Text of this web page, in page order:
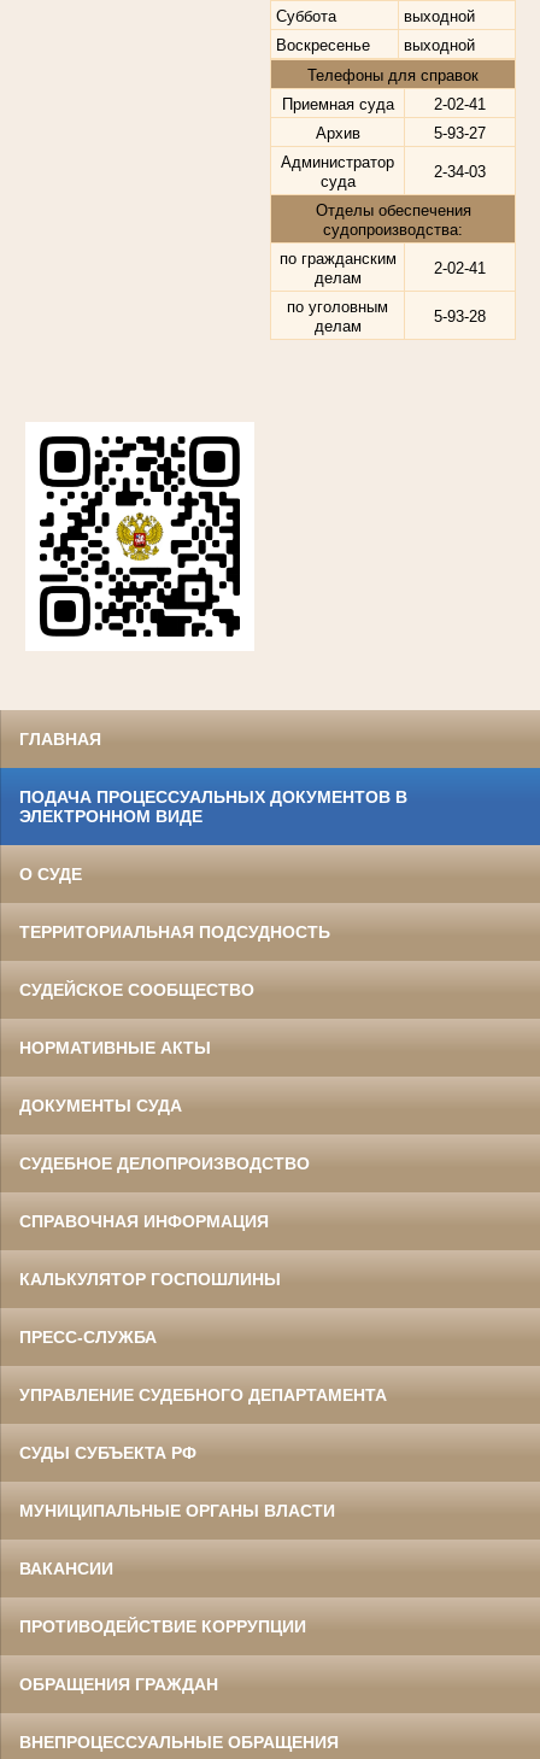
Суббота
выходной
Воскресенье
выходной
Телефоны для справок
Приемная суда
2-02-41
Архив
5-93-27
Администратор
суда
2-34-03
Отделы обеспечения
судопроизводства:
по гражданским
делам
2-02-41
по уголовным
делам
5-93-28
ГЛАВНАЯ
ПОДАЧА ПРОЦЕССУАЛЬНЫХ ДОКУМЕНТОВ В
ЭЛЕКТРОННОМ ВИДЕ
О СУДЕ
ТЕРРИТОРИАЛЬНАЯ ПОДСУДНОСТЬ
СУДЕЙСКОЕ СООБЩЕСТВО
НОРМАТИВНЫЕ АКТЫ
ДОКУМЕНТЫ СУДА
СУДЕБНОЕ ДЕЛОПРОИЗВОДСТВО
СПРАВОЧНАЯ ИНФОРМАЦИЯ
КАЛЬКУЛЯТОР ГОСПОШЛИНЫ
ПРЕСС-СЛУЖБА
УПРАВЛЕНИЕ СУДЕБНОГО ДЕПАРТАМЕНТА
СУДЫ СУБЪЕКТА РФ
МУНИЦИПАЛЬНЫЕ ОРГАНЫ ВЛАСТИ
ВАКАНСИИ
ПРОТИВОДЕЙСТВИЕ КОРРУПЦИИ
ОБРАЩЕНИЯ ГРАЖДАН
ВНЕПРОЦЕССУАЛЬНЫЕ ОБРАЩЕНИЯ